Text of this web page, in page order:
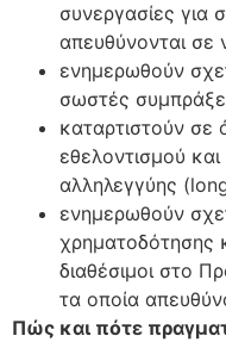
συνεργασίες για
απευθύνονται
ενημερωθούν
σωστές
καταρτιστούν
εθελοντισμού
αλληλεγγύης
ενημερωθούν
χρηματοδότησης
διαθέσιμοι στο
τα οποία
Πώς και πότε